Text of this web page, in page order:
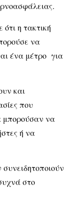
ότι η τακτική
να
ένα μέτρο για
και
που
μπορούσαν να
ή να
στο